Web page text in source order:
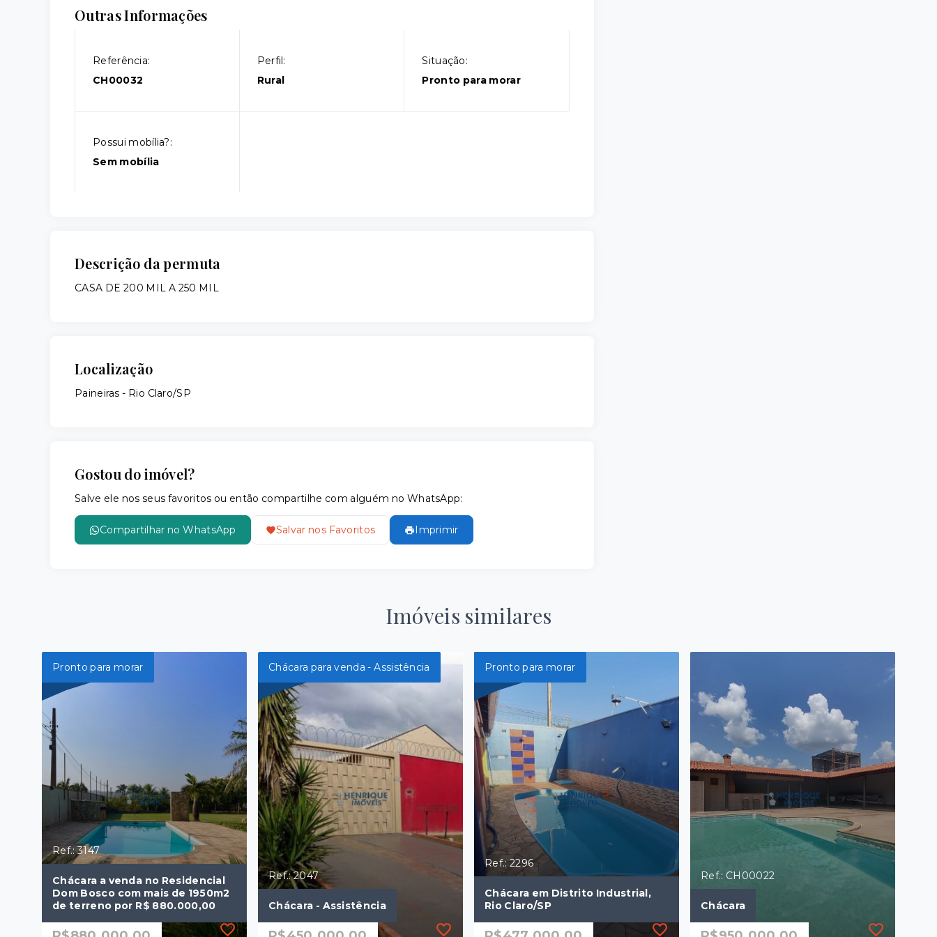
Outras Informações
Referência:
CH00032
Perfil:
Rural
Situação:
Pronto para morar
Possui mobília?:
Sem mobília
Descrição da permuta
CASA DE 200 MIL A 250 MIL
Localização
Paineiras - Rio Claro/SP
Gostou do imóvel?
Salve ele nos seus favoritos ou então compartilhe com alguém no WhatsApp:
Compartilhar no WhatsApp Salvar nos Favoritos Imprimir
Imóveis similares
Pronto para morar
Ref.: 3147
Chácara a venda no Residencial
Dom Bosco com mais de 1950m2
de terreno por R$ 880.000,00
Chácara para venda - Assistência
Ref.: 2047
Chácara - Assistência
Pronto para morar
Ref.: 2296
Chácara em Distrito Industrial,
Rio Claro/SP
Ref.: CH00022
Chácara